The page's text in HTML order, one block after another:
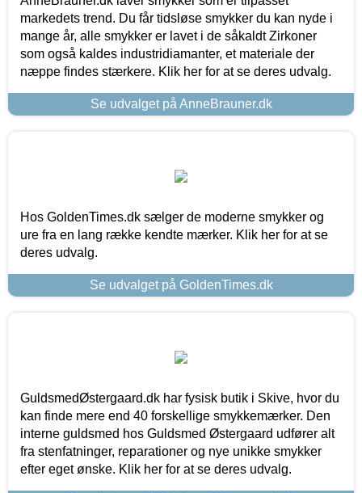
markedets trend. Du får tidsløse smykker du kan nyde i
mange år, alle smykker er lavet i de såkaldt Zirkoner
som også kaldes industridiamanter, et materiale der
næppe findes stærkere. Klik her for at se deres udvalg.
Se udvalget på AnneBrauner.dk
Hos GoldenTimes.dk sælger de moderne smykker og
ure fra en lang række kendte mærker. Klik her for at se
deres udvalg.
Se udvalget på GoldenTimes.dk
GuldsmedØstergaard.dk har fysisk butik i Skive, hvor du
kan finde mere end 40 forskellige smykkemærker. Den
interne guldsmed hos Guldsmed Østergaard udfører alt
fra stenfatninger, reparationer og nye unikke smykker
efter eget ønske. Klik her for at se deres udvalg.